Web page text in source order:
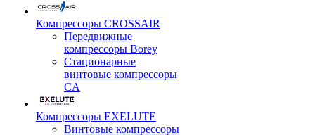
Компрессоры CROSSAIR
Передвижные
компрессоры Borey
Стационарные
винтовые компрессоры
CA
Компрессоры EXELUTE
Винтовые компрессоры